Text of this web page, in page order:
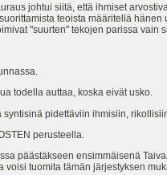
johtui siitä, että ihmiset
teoista määritellä
"suurten" tekojen parissa vain
todella auttaa, koska eivät usko.
pidettäviin ihmisiin,
perusteella.
päästäkseen ensimmäisenä
tuomita tämän järjestyksen